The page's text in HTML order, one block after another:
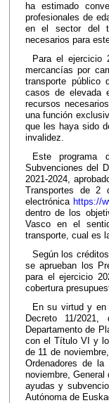
ha estimado
profesionales de
en el sector del
necesarios para
Para el ejercicio
mercancías por
transporte público
casos de elevada
recursos
una función
que les haya sido
invalidez.
Este programa
Subvenciones del
2021-2024,
Transportes de 2
electrónica https://
dentro de los
Vasco en el
transporte, cual es
Según los
se aprueban los
para el ejercicio
cobertura
En su virtud y en
Decreto 11/
Departamento de
con el Título VI y
de 11 de
Ordenadores de
noviembre,
ayudas y
Autónoma de